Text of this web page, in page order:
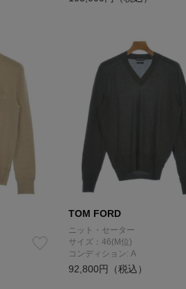
TOM FORD
ニット・セーター
サイズ：46(M位)
コンディション: A
92,800円（税込）